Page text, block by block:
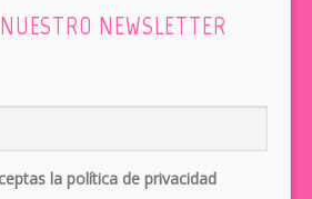
NEWSLETTER
la política de privacidad